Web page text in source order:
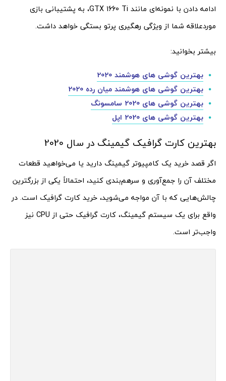
ادامه دادن با نمونه‌ای مانند GTX 1660 Ti، به پشتیبانی بازی
موردعلاقه شما از ویژگی رهگیری پرتو بستگی خواهد داشت.
بیشتر بخوانید:
بهترین گوشی های هوشمند 2020
بهترین گوشی های هوشمند میان رده 2020
بهترین گوشی های 2020 سامسونگ
بهترین گوشی های 2020 اپل
بهترین کارت گرافیک گیمینگ در سال 2020
اگر قصد خرید یک کامپیوتر گیمینگ دارید یا می‌خواهید قطعات
مختلف آن را جمع‌آوری و سرهم‌بندی کنید، احتمالاً یکی از بزرگترین
چالش‌هایی که با آن مواجه می‌شوید، خرید کارت گرافیک است. در
واقع برای یک سیستم گیمینگ، کارت گرافیک حتی از CPU نیز
واجب‌تر است.